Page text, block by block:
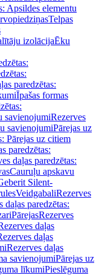
Apsildes elementu
Telpas
izolācijaĒku
paredzētas:
Īpašas formas
savienojumiRezerves
savienojumiPārejas uz
Pārejas uz citiem
paredzētas:
daļas paredzētas:
Cauruļu apskavu
Silent-
VeidgabaliRezerves
daļas paredzētas:
PārejasRezerves
daļas
daļas
Rezerves daļas
savienojumiPārejas uz
līkumiPieslēguma